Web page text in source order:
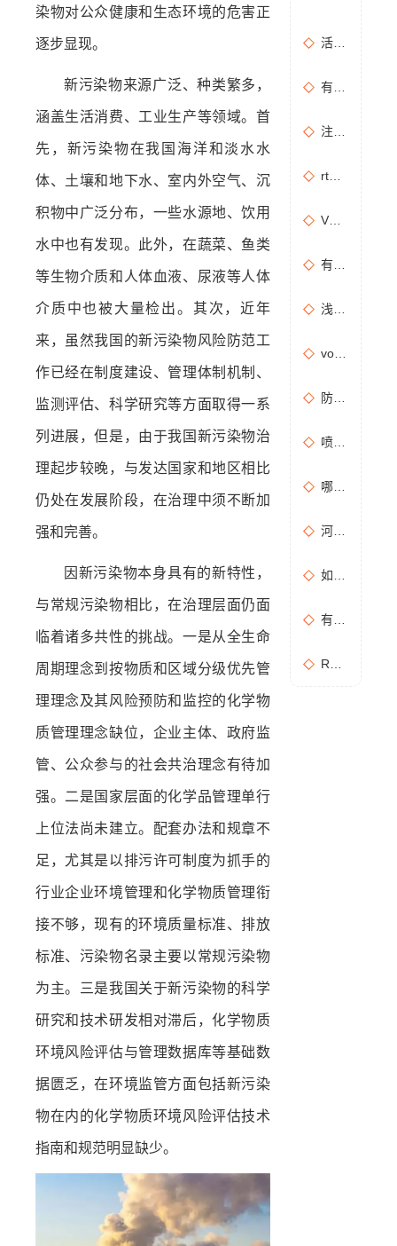
染物对公众健康和生态环境的危害正
逐步显现。
新污染物来源广泛、种类繁多，
涵盖生活消费、工业生产等领域。首
先，新污染物在我国海洋和淡水水
体、土壤和地下水、室内外空气、沉
积物中广泛分布，一些水源地、饮用
水中也有发现。此外，在蔬菜、鱼类
等生物介质和人体血液、尿液等人体
介质中也被大量检出。其次，近年
来，虽然我国的新污染物风险防范工
作已经在制度建设、管理体制机制、
监测评估、科学研究等方面取得一系
列进展，但是，由于我国新污染物治
理起步较晚，与发达国家和地区相比
仍处在发展阶段，在治理中须不断加
强和完善。
因新污染物本身具有的新特性，
与常规污染物相比，在治理层面仍面
临着诸多共性的挑战。一是从全生命
周期理念到按物质和区域分级优先管
理理念及其风险预防和监控的化学物
质管理理念缺位，企业主体、政府监
管、公众参与的社会共治理念有待加
强。二是国家层面的化学品管理单行
上位法尚未建立。配套办法和规章不
足，尤其是以排污许可制度为抓手的
行业企业环境管理和化学物质管理衔
接不够，现有的环境质量标准、排放
标准、污染物名录主要以常规污染物
为主。三是我国关于新污染物的科学
研究和技术研发相对滞后，化学物质
环境风险评估与管理数据库等基础数
据匮乏，在环境监管方面包括新污染
物在内的化学物质环境风险评估技术
指南和规范明显缺少。